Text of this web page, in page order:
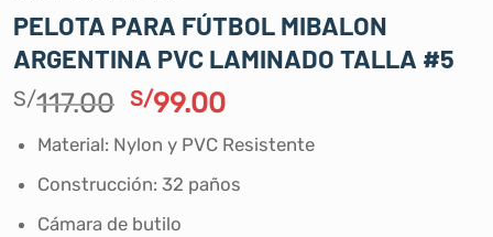
PELOTA PARA FÚTBOL MIBALON
ARGENTINA PVC LAMINADO TALLA #5
S/117.00 El
original
era:
S/117.00.
S/99.00El
actual
es:
Material: Nylon y PVC Resistente
Construcción: 32 paños
Cámara de butilo